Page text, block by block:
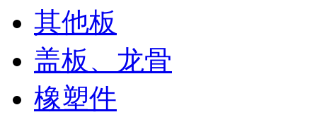
其他板
盖板、龙骨
橡塑件